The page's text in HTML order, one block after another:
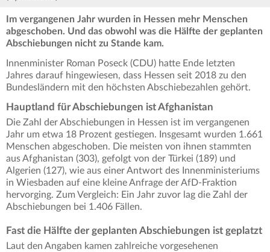
Im vergangenen Jahr wurden in Hessen mehr Menschen
abgeschoben. Und das obwohl was die Hälfte der geplanten
Abschiebungen nicht zu Stande kam.
Innenminister Roman Poseck (CDU) hatte Ende letzten
Jahres darauf hingewiesen, dass Hessen seit 2018 zu den
Bundesländern mit den höchsten Abschiebezahlen gehört.
Hauptland für Abschiebungen ist Afghanistan
Die Zahl der Abschiebungen in Hessen ist im vergangenen
Jahr um etwa 18 Prozent gestiegen. Insgesamt wurden 1.661
Menschen abgeschoben. Die meisten von ihnen stammten
aus Afghanistan (303), gefolgt von der Türkei (189) und
Algerien (127), wie aus einer Antwort des Innenministeriums
in Wiesbaden auf eine kleine Anfrage der AfD-Fraktion
hervorging. Zum Vergleich: Ein Jahr zuvor lag die Zahl der
Abschiebungen bei 1.406 Fällen.
Fast die Hälfte der geplanten Abschiebungen ist geplatzt
Laut den Angaben kamen zahlreiche vorgesehenen